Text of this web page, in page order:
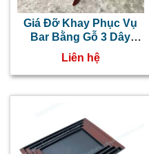
Giá Đỡ Khay Phục Vụ
Bar Bằng Gỗ 3 Dây
NT0604005
Liên hệ